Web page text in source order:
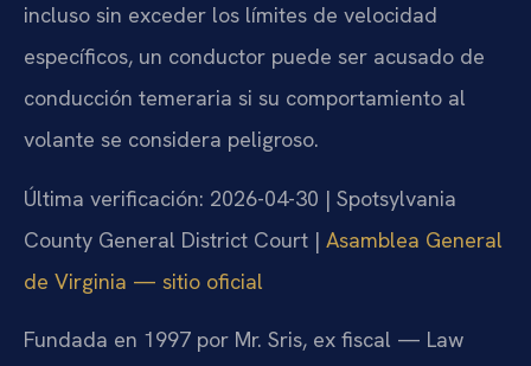
incluso sin exceder los límites de velocidad
específicos, un conductor puede ser acusado de
conducción temeraria si su comportamiento al
volante se considera peligroso.
Última verificación: 2026-04-30 | Spotsylvania
County General District Court | Asamblea General
de Virginia — sitio oficial
Fundada en 1997 por Mr. Sris, ex fiscal — Law